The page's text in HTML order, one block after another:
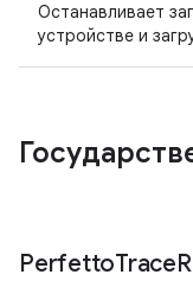
Останавливает
устройстве и
PerfettoTrace